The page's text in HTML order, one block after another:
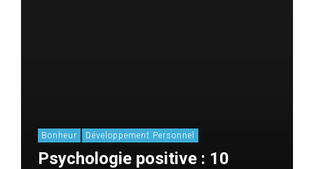
Bonheur Développement Personnel
Psychologie positive : 10